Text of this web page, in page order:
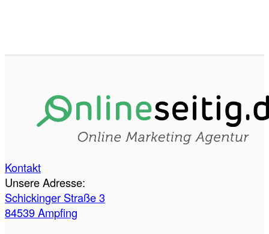
Kontakt
Unsere Adresse:
Schickinger Straße 3
84539 Ampfing